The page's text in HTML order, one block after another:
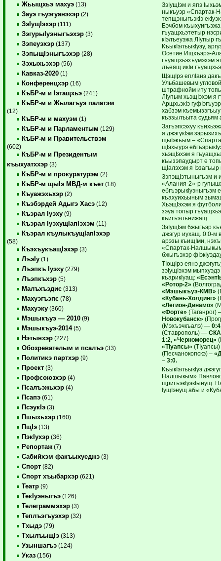
Жьыщхьэ махуэ (13)
Зауэ гъуэгуанэхэр (2)
ЗэIущIэхэр (111)
ЗэгурыIуэныгъэхэр (3)
Зэпеуэхэр (137)
ЗэпыщIэныгъэхэр (28)
Зэхыхьэхэр (56)
Кавказ-2020 (1)
Конференцхэр (16)
КъБР-м и Iэтащхьэ (241)
КъБР-м и Жылагъуэ палатэм
(12)
КъБР-м и махуэм (1)
КъБР-м и Парламентым (129)
КъБР-м и Правительствэм
(602)
КъБР-м и Президентым
къыхуатххэр (3)
КъБР-м и прокуратурэм (2)
КъБР-м щыIэ МВД-м къет (18)
Къуажэхьхэр (2)
Къэбэрдей Адыгэ Хасэ (12)
Къэрал Iуэху (9)
Къэрал IуэхущIапIэхэм (11)
Къэрал къулыкъущIапIэхэр
(58)
КъэхъукъащIэхэр (3)
ЛъэIу (1)
Лъэпкъ Iуэху (279)
Лъэпкъхэр (5)
Малъхъэдис (313)
Махуэгъэпс (78)
Махуэку (360)
Мэшыкъуэ — 2010 (9)
Мэшыкъуэ-2014(5)
Нэтынхэр (227)
Обозревателым и псалъэ (33)
Политикэ партхэр (9)
Проект (3)
Профсоюзхэр (4)
Псалъэжьхэр (4)
Псапэ (61)
ПсэукIэ (3)
Пшыхьхэр (160)
ПщIэ (13)
ПэкIухэр (36)
Репортаж (7)
Сабийхэм факъыхуеджэ (3)
Спорт (82)
Спорт хъыбархэр (621)
Театр (9)
ТекIуэныгъэ (126)
Телеграммэхэр (3)
Теплъэгъуэхэр (32)
Тхыдэ (79)
ТхылъыщIэ (313)
Узыншагъэ (124)
Указ (156)
ЗэIущIэм и япэ
ныкъуэр «Спартак-
тепщэныгъэкIэ
Бэчбом
гъуащхьэтетыр
кIэлъеуэжа ЛIупыр
КъыкIэлъыкIуэу,
Осетие Ищхъэрэ-
гъуащхьэхъумэхэм
лъеящ икIи
ЩэщIрэ еплIанэ
Ульбашевым
штрафнойм иту
ЛIупым хьэщIэхэм я
АрщхьэкIэ
хабзэм къемызэгъыу
къэзылъыта судьям
Загъэпсэхуу
я джэгукIэм
щыIэкъым –
щIэхыурэ
хьэщIэхэм я
къызэпаудырт е
щIалэхэм я Iэзагъыр
ЗэпэщIэтыныгъэм и
«Алания-2»-р
ебгъэрыкIуэныгъэм
къахуихьыным
ХьэщIэхэм я
зэуа топыр
къигъэлъеижащ.
ЗэIущIэм бжыгъэр
джэгур иухащ. 0:0-м
арэзы къищIми,
«Спартак-
бжыгъэхэр
ТIощIрэ еянэ
зэIущIэхэм
къарикIуащ:
«Ротор-2»
«Мэшыкъуэ-КМВ»
«Кубань-Холдинг»
«Легион-Динамо»
«Форте»
Новокубанск»
(Мэхъэчкъалэ) —
(Ставрополь) —СКА
1:2 ,«Черноморец»
«ТIуапсы»
(Песчанокопскэ) –
–3:0.
КъыкIэлъыкIуэ
Налшыкым»
щригъэкIуэкIынущ.
IущIэнущ абы и